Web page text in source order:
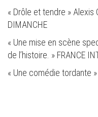
« Drôle et tendre » Alexis
DIMANCHE
« Une mise en scène
de l’histoire. » FRANCE
« Une comédie tordante »